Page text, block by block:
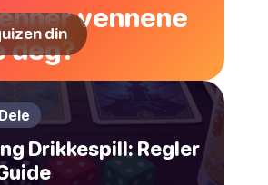
vennene
deg?
din
Dele
Drikkespill: Regler